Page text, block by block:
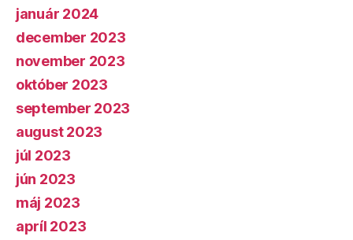
január 2024
december 2023
november 2023
október 2023
september 2023
august 2023
júl 2023
jún 2023
máj 2023
apríl 2023